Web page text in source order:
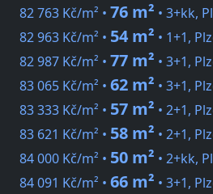
82 763 Kč/m² • 76 m² • 3+kk,
82 963 Kč/m² • 54 m² • 1+1,
82 987 Kč/m² • 77 m² • 3+1,
83 065 Kč/m² • 62 m² • 3+1,
83 333 Kč/m² • 57 m² • 2+1,
83 621 Kč/m² • 58 m² • 2+1,
84 000 Kč/m² • 50 m² • 2+kk,
84 091 Kč/m² • 66 m² • 3+1,